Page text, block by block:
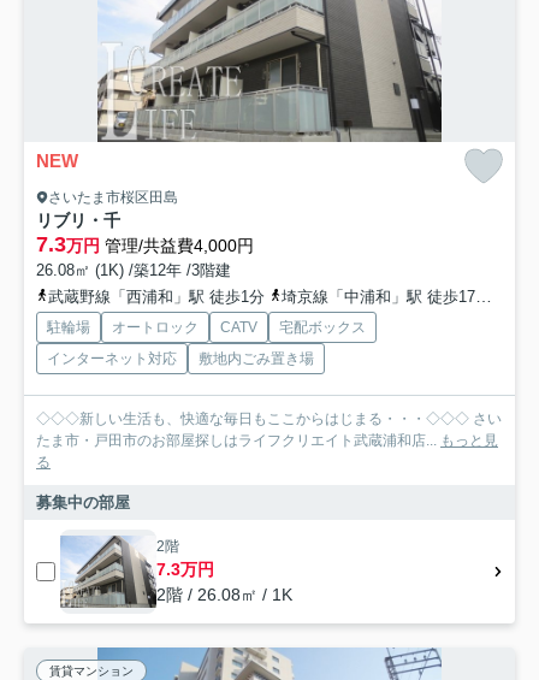
NEW
さいたま市桜区田島
リブリ・千
7.3万円 管理/共益費4,000円
26.08㎡ (1K) /築12年 /3階建
武蔵野線「西浦和」駅 徒歩1分
埼京線「中浦和」駅 徒歩17分
駐輪場 オートロック CATV
宅配ボックス
インターネット対応
敷地内ごみ置き場
◇◇◇新しい生活も、快適な毎日もここからはじまる・・・◇◇◇ さい
たま市・戸田市のお部屋探しはライフクリエイト武蔵浦和店... もっと見
る
募集中の部屋
2階
7.3万円
2階 / 26.08㎡ / 1K
賃貸マンション